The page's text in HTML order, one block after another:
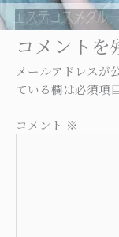
コメントを
メールアドレスが
ている欄は必須項
コメント ※